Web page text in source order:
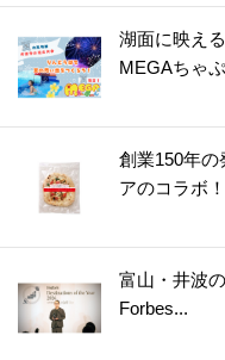
湖面に映え
MEGAちゃ
創業150年の
アのコラボ
富山・井波
Forbes...